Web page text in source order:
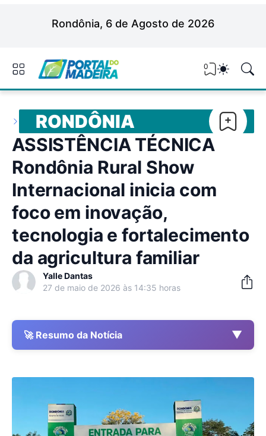
Rondônia, 6 de Agosto de 2026
0
RONDÔNIA
ASSISTÊNCIA TÉCNICA
Rondônia Rural Show
Internacional inicia com
foco em inovação,
tecnologia e fortalecimento
da agricultura familiar
Yalle Dantas
27 de maio de 2026 às 14:35 horas
🚀 Resumo da Notícia ▼